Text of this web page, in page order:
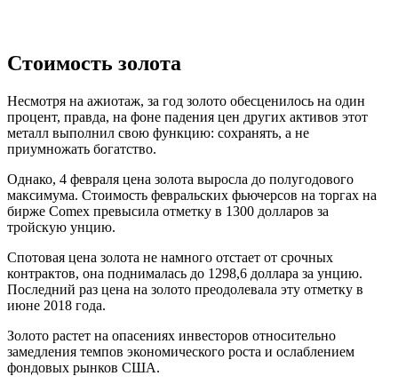
Стоимость золота
Несмотря на ажиотаж, за год золото обесценилось на один
процент, правда, на фоне падения цен других активов этот
металл выполнил свою функцию: сохранять, а не
приумножать богатство.
Однако, 4 февраля цена золота выросла до полугодового
максимума. Стоимость февральских фьючерсов на торгах на
бирже Comex превысила отметку в 1300 долларов за
тройскую унцию.
Спотовая цена золота не намного отстает от срочных
контрактов, она поднималась до 1298,6 доллара за унцию.
Последний раз цена на золото преодолевала эту отметку в
июне 2018 года.
Золото растет на опасениях инвесторов относительно
замедления темпов экономического роста и ослаблением
фондовых рынков США.